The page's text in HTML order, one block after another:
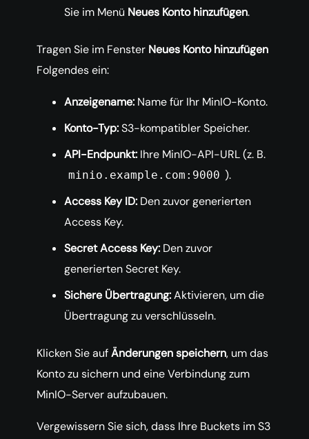
Sie im Menü Neues Konto hinzufügen.
Tragen Sie im Fenster Neues Konto hinzufügen
Folgendes ein:
Anzeigename: Name für Ihr MinIO-Konto.
Konto-Typ:S3-kompatibler Speicher.
API-Endpunkt: Ihre MinIO-API-URL (z. B.
minio.example.com:9000 ).
Access Key ID: Den zuvor generierten
Access Key.
Secret Access Key: Den zuvor
generierten Secret Key.
Sichere Übertragung:Aktivieren, um die
Übertragung zu verschlüsseln.
Klicken Sie aufÄnderungen speichern, um das
Konto zu sichern und eine Verbindung zum
MinIO-Server aufzubauen.
Vergewissern Sie sich, dass Ihre Buckets im S3